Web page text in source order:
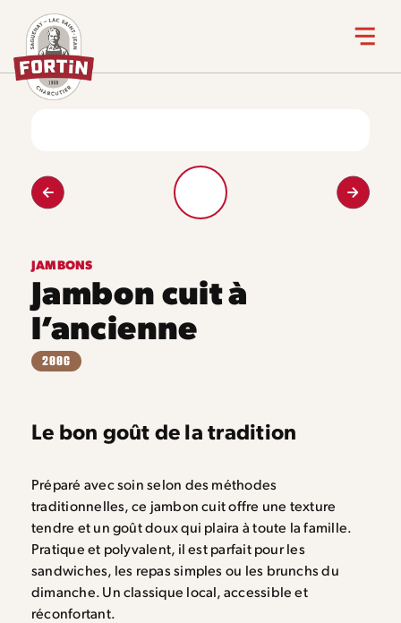
JAMBONS
Jambon cuit à
l’ancienne
200G
Le bon goût de la tradition
Préparé avec soin selon des méthodes
traditionnelles, ce jambon cuit offre une texture
tendre et un goût doux qui plaira à toute la famille.
Pratique et polyvalent, il est parfait pour les
sandwiches, les repas simples ou les brunchs du
dimanche. Un classique local, accessible et
réconfortant.